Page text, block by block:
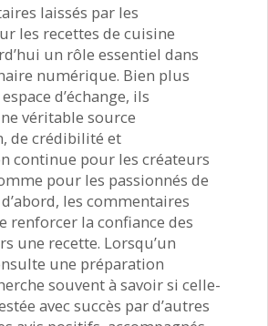
laissés par les
les recettes de cuisine
un rôle essentiel dans
numérique. Bien plus
d’échange, ils
véritable source
de crédibilité et
continue pour les créateurs
pour les passionnés de
les commentaires
renforcer la confiance des
une recette. Lorsqu’un
une préparation
souvent à savoir si celle-
avec succès par d’autres